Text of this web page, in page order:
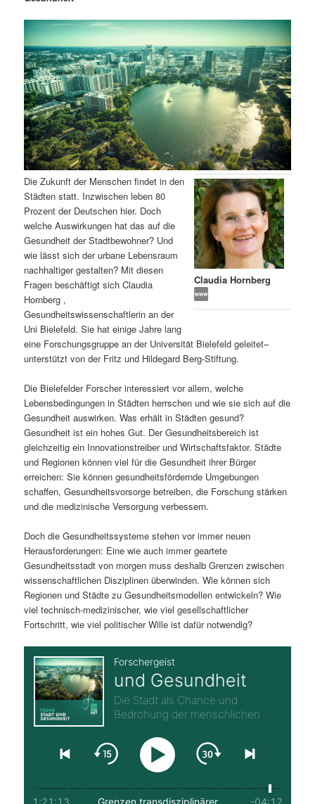
ä
r
e
n
I
n
h
a
l
t
s
p
r
i
n
g
e
n
d
ä
r
e
n
I
n
h
a
l
t
s
p
r
i
n
n
n
a
v
i
g
a
t
i
o
n
Claudia Hornberg
Die Zukunft der Menschen findet in den
Städten statt. Inzwischen leben 80
Prozent der Deutschen hier. Doch
welche Auswirkungen hat das auf die
Gesundheit der Stadtbewohner? Und
wie lässt sich der urbane Lebensraum
nachhaltiger gestalten? Mit diesen
Fragen beschäftigt sich Claudia
Hornberg ,
Gesundheitswissenschaftlerin an der
Uni Bielefeld. Sie hat einige Jahre lang
eine Forschungsgruppe an der Universität Bielefeld geleitet–
unterstützt von der Fritz und Hildegard Berg-Stiftung.
Die Bielefelder Forscher interessiert vor allem, welche
Lebensbedingungen in Städten herrschen und wie sie sich auf die
Gesundheit auswirken. Was erhält in Städten gesund?
Gesundheit ist ein hohes Gut. Der Gesundheitsbereich ist
gleichzeitig ein Innovationstreiber und Wirtschaftsfaktor. Städte
und Regionen können viel für die Gesundheit ihrer Bürger
erreichen: Sie können gesundheitsfördernde Umgebungen
schaffen, Gesundheitsvorsorge betreiben, die Forschung stärken
und die medizinische Versorgung verbessern.
Doch die Gesundheitssysteme stehen vor immer neuen
Herausforderungen: Eine wie auch immer geartete
Gesundheitsstadt von morgen muss deshalb Grenzen zwischen
wissenschaftlichen Disziplinen überwinden. Wie können sich
Regionen und Städte zu Gesundheitsmodellen entwickeln? Wie
viel technisch-medizinischer, wie viel gesellschaftlicher
Fortschritt, wie viel politischer Wille ist dafür notwendig?